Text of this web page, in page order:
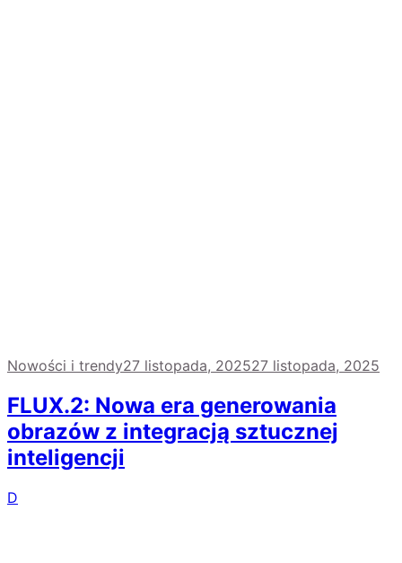
Nowości i trendy27 listopada, 202527 listopada, 2025
FLUX.2: Nowa era generowania
obrazów z integracją sztucznej
inteligencji
D